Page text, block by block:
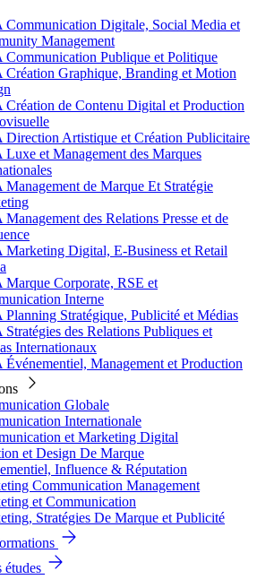
Digitale, Social Media et
Management
Publique et Politique
Graphique, Branding et Motion
de Contenu Digital et Production
Artistique et Création Publicitaire
et Management des Marques
de Marque Et Stratégie
des Relations Presse et de
Digital, E-Business et Retail
Corporate, RSE et
Interne
Stratégique, Publicité et Médias
des Relations Publiques et
Internationaux
Management et Production
Globale
Internationale
et Marketing Digital
et Design De Marque
Influence & Réputation
Communication Management
et Communication
Stratégies De Marque et Publicité
études